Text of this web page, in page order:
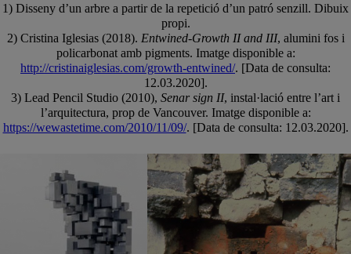
1) Disseny d’un arbre a partir de la repetició d’un patró senzill. Dibuix
propi.
2) Cristina Iglesias (2018). Entwined-Growth II and III, alumini fos i
policarbonat amb pigments. Imatge disponible a:
http://cristinaiglesias.com/growth-entwined/. [Data de consulta:
12.03.2020].
3) Lead Pencil Studio (2010), Senar sign II, instal·lació entre l’art i
l’arquitectura, prop de Vancouver. Imatge disponible a:
https://wewastetime.com/2010/11/09/. [Data de consulta: 12.03.2020].